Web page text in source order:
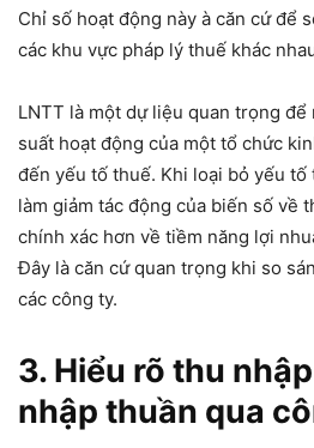
Chỉ số hoạt động này à căn cứ để
các khu vực pháp lý thuế khác
LNTT là một dự liệu quan trọng để
suất hoạt động của một tổ chức
đến yếu tố thuế. Khi loại bỏ yếu tố
làm giảm tác động của biến số về
chính xác hơn về tiềm năng lợi
Đây là căn cứ quan trọng khi so
các công ty.
3. Hiểu rõ thu
nhập thuần qua